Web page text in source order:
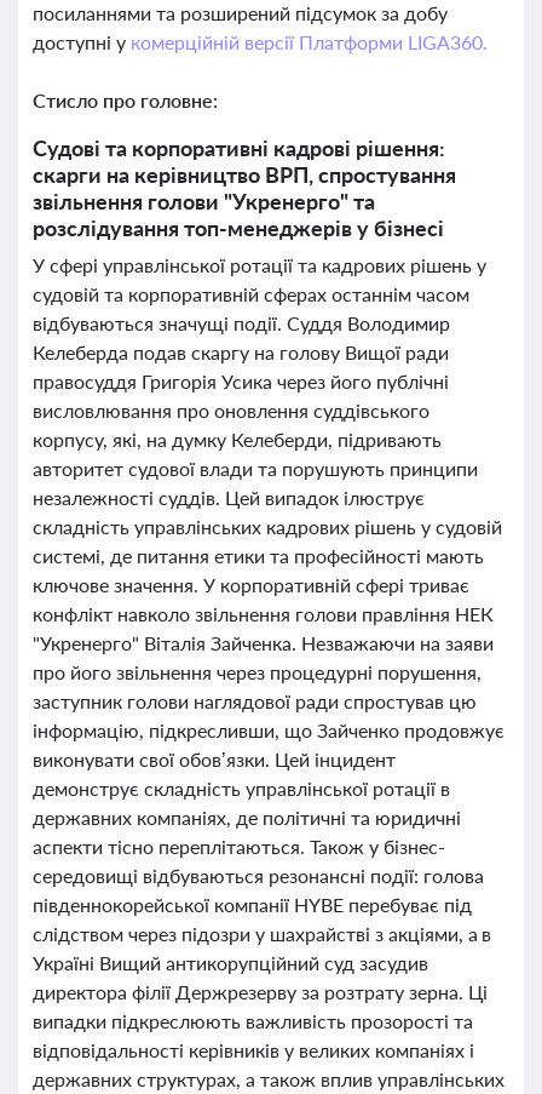
посиланнями та розширений підсумок за добу
доступні у комерційній версії Платформи LIGA360.
Стисло про головне:
Судові та корпоративні кадрові рішення:
скарги на керівництво ВРП, спростування
звільнення голови "Укренерго" та
розслідування топ-менеджерів у бізнесі
У сфері управлінської ротації та кадрових рішень у
судовій та корпоративній сферах останнім часом
відбуваються значущі події. Суддя Володимир
Келеберда подав скаргу на голову Вищої ради
правосуддя Григорія Усика через його публічні
висловлювання про оновлення суддівського
корпусу, які, на думку Келеберди, підривають
авторитет судової влади та порушують принципи
незалежності суддів. Цей випадок ілюструє
складність управлінських кадрових рішень у судовій
системі, де питання етики та професійності мають
ключове значення. У корпоративній сфері триває
конфлікт навколо звільнення голови правління НЕК
"Укренерго" Віталія Зайченка. Незважаючи на заяви
про його звільнення через процедурні порушення,
заступник голови наглядової ради спростував цю
інформацію, підкресливши, що Зайченко продовжує
виконувати свої обов’язки. Цей інцидент
демонструє складність управлінської ротації в
державних компаніях, де політичні та юридичні
аспекти тісно переплітаються. Також у бізнес-
середовищі відбуваються резонансні події: голова
південнокорейської компанії HYBE перебуває під
слідством через підозри у шахрайстві з акціями, а в
Україні Вищий антикорупційний суд засудив
директора філії Держрезерву за розтрату зерна. Ці
випадки підкреслюють важливість прозорості та
відповідальності керівників у великих компаніях і
державних структурах, а також вплив управлінських